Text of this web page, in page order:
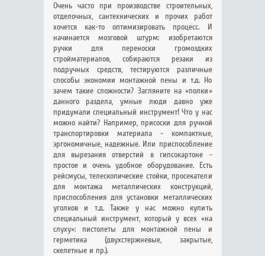
Очень часто при производстве строительных,
отделочных, сантехнических и прочих работ
хочется как-то оптимизировать процесс. И
начинается мозговой штурм: изобретаются
ручки для переноски громоздких
стройматериалов, собираются резаки из
подручных средств, тестируются различные
способы экономии монтажной пены и т.д. Но
зачем такие сложности? Загляните на «полки»
данного раздела, умные люди давно уже
придумали специальный инструмент! Что у нас
можно найти? Например, присоски для ручной
транспортировки материала - компактные,
эргономичные, надежные. Или приспособление
для вырезания отверстий в гипсокартоне -
простое и очень удобное оборудование. Есть
рейсмусы, телескопические стойки, просекатели
для монтажа металлических конструкций,
приспособления для установки металлических
уголков и т.д. Также у нас можно купить
специальный инструмент, который у всех «на
слуху»: пистолеты для монтажной пены и
герметика (двухстержневые, закрытые,
скелетные и пр.).